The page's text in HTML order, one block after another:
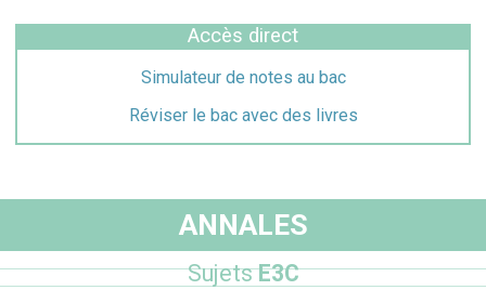
Accès direct
Simulateur de notes au bac
Réviser le bac avec des livres
ANNALES
SujetsE3C